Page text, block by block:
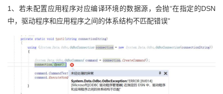
1、若未配置应用程序对应编译环境的数据源，会抛“在指定的DSN
中，驱动程序和应用程序之间的体系结构不匹配错误”